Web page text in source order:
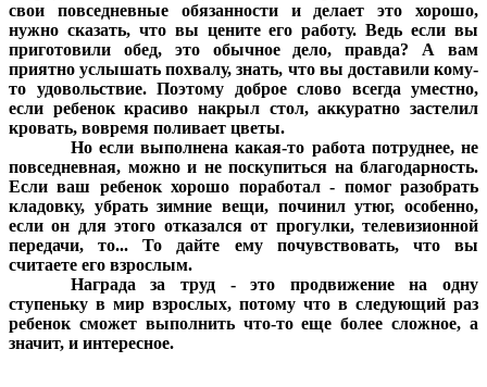
свои повседневные обязанности и делает это хорошо,
нужно сказать, что вы цените его работу. Ведь если вы
приготовили обед, это обычное дело, правда? А вам
приятно услышать похвалу, знать, что вы доставили кому-
то удовольствие. Поэтому доброе слово всегда уместно,
если ребенок красиво накрыл стол, аккуратно застелил
кровать, вовремя поливает цветы.
Но если выполнена какая-то работа потруднее, не
повседневная, можно и не поскупиться на благодарность.
Если ваш ребенок хорошо поработал - помог разобрать
кладовку, убрать зимние вещи, починил утюг, особенно,
если он для этого отказался от прогулки, телевизионной
передачи, то... То дайте ему почувствовать, что вы
считаете его взрослым.
Награда за труд - это продвижение на одну
ступеньку в мир взрослых, потому что в следующий раз
ребенок сможет выполнить что-то еще более сложное, а
значит, и интересное.